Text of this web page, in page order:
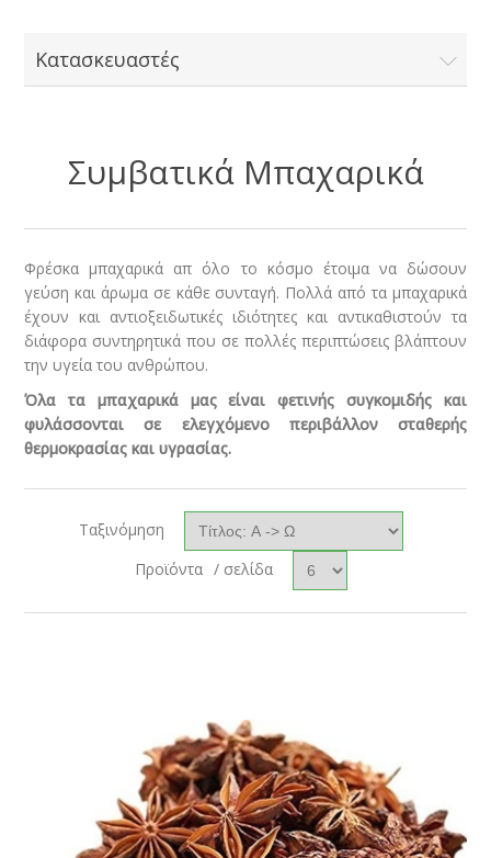
Κατασκευαστές
Συμβατικά Μπαχαρικά
Φρέσκα μπαχαρικά απ όλο το κόσμο έτοιμα να δώσουν
γεύση και άρωμα σε κάθε συνταγή. Πολλά από τα μπαχαρικά
έχουν και αντιοξειδωτικές ιδιότητες και αντικαθιστούν τα
διάφορα συντηρητικά που σε πολλές περιπτώσεις βλάπτουν
την υγεία του ανθρώπου.
Όλα τα μπαχαρικά μας είναι φετινής συγκομιδής και
φυλάσσονται σε ελεγχόμενο περιβάλλον σταθερής
θερμοκρασίας και υγρασίας.
Ταξινόμηση
Προϊόντα / σελίδα